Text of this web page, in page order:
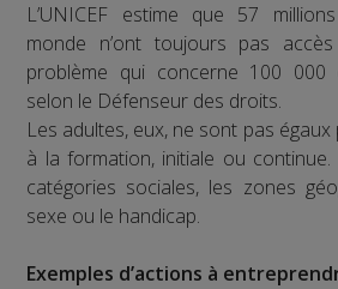
L’UNICEF estime que 57
monde n’ont toujours pas
problème qui concerne 100 000
selon le Défenseur des droits.
Les adultes, eux, ne sont pas égaux
à la formation, initiale ou
catégories sociales, les zones
sexe ou le handicap.
Exemples d’actions à